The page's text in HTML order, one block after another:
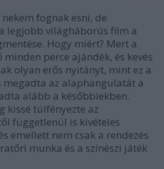
fognak esni, de
legjobb világháborús film a
Hogy miért? Mert a
perce ajándék, és kevés
olyan erős nyitányt, mint ez a
az alaphangulatát a
alább a későbbiekben.
kissé túlfényezte az
függetlenül is kivételes
emellett nem csak a rendezés
munka és a színészi játék